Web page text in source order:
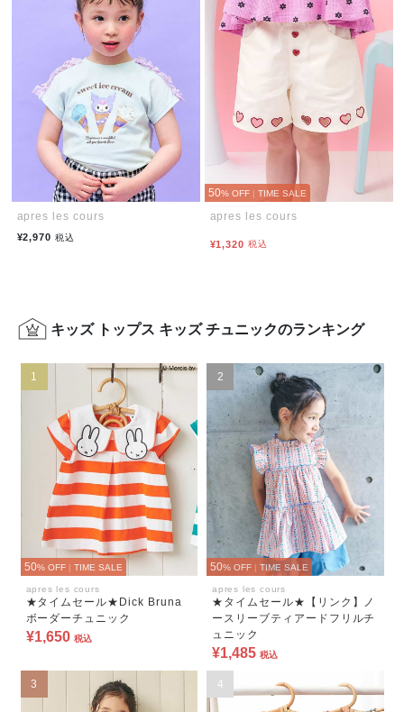
apres les cours
¥2,970税込
50% OFF | TIME SALE
apres les cours
¥1,320 税込
キッズ トップス キッズ チュニックのランキング
1
50% OFF | TIME SALE
apres les cours
★タイムセール★Dick Bruna
ボーダーチュニック
¥1,650 税込
2
50% OFF | TIME SALE
apres les cours
★タイムセール★【リンク】ノ
ースリーブティアードフリルチ
ュニック
¥1,485 税込
3 4